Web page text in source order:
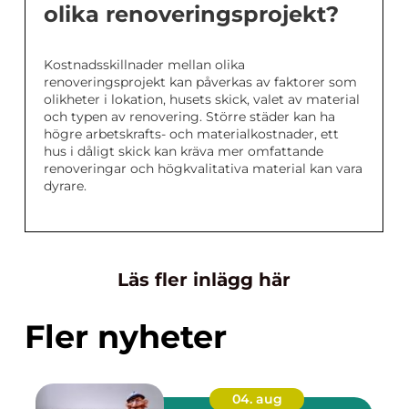
olika renoveringsprojekt?
Kostnadsskillnader mellan olika
renoveringsprojekt kan påverkas av faktorer som
olikheter i lokation, husets skick, valet av material
och typen av renovering. Större städer kan ha
högre arbetskrafts- och materialkostnader, ett
hus i dåligt skick kan kräva mer omfattande
renoveringar och högkvalitativa material kan vara
dyrare.
Läs fler inlägg här
Fler nyheter
04. aug